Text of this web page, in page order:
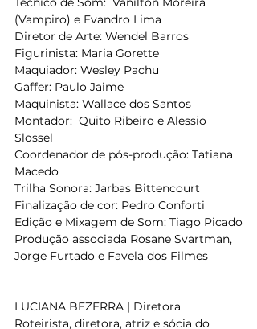
(Vampiro) e Evandro Lima
Diretor de Arte: Wendel Barros
Figurinista: Maria Gorette
Maquiador: Wesley Pachu
Gaffer: Paulo Jaime
Maquinista: Wallace dos Santos
Montador:  Quito Ribeiro e Alessio
Slossel
Coordenador de pós-produção: Tatiana
Macedo
Trilha Sonora: Jarbas Bittencourt
Finalização de cor: Pedro Conforti
Edição e Mixagem de Som: Tiago Picado
Produção associada Rosane Svartman,
Jorge Furtado e Favela dos Filmes
LUCIANA BEZERRA | Diretora
Roteirista, diretora, atriz e sócia do